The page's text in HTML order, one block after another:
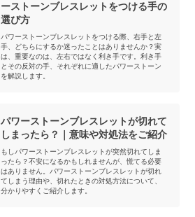
ーストーンブレスレットをつける手の
選び方
パワーストーンブレスレットをつける際、右手と左
手、どちらにするか迷ったことはありませんか？実
は、重要なのは、左右ではなく利き手です。利き手
とその反対の手、それぞれに適したパワーストーン
を解説します。
パワーストーンブレスレットが切れて
しまったら？｜意味や対処法をご紹介
もしパワーストーンブレスレットが突然切れてしま
ったら？不安になるかもしれませんが、慌てる必要
はありません。パワーストーンブレスレットが切れ
てしまう理由や、切れたときの対処方法について、
分かりやすくご紹介します。